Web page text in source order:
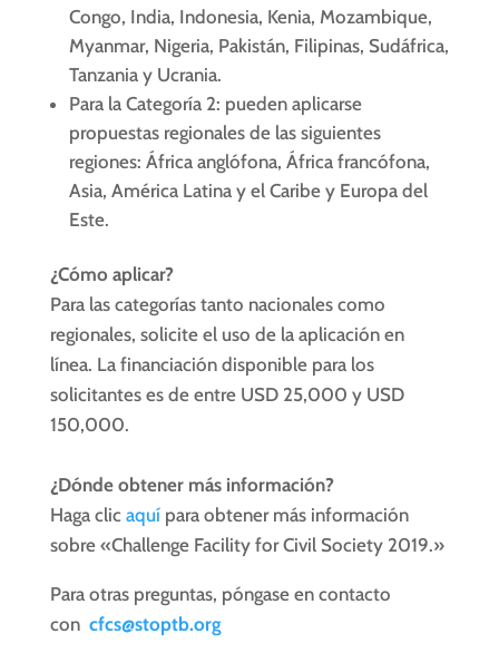
Congo, India, Indonesia, Kenia, Mozambique,
Myanmar, Nigeria, Pakistán, Filipinas, Sudáfrica,
Tanzania y Ucrania.
Para la Categoría 2: pueden aplicarse
propuestas regionales de las siguientes
regiones: África anglófona, África francófona,
Asia, América Latina y el Caribe y Europa del
Este.
¿Cómo aplicar?
Para las categorías tanto nacionales como
regionales, solicite el uso de la aplicación en
línea. La financiación disponible para los
solicitantes es de entre USD 25,000 y USD
150,000.
¿Dónde obtener más información?
Haga clicaquípara obtener más información
sobre «Challenge Facility for Civil Society 2019.»
Para otras preguntas, póngase en contacto
con cfcs@stoptb.org